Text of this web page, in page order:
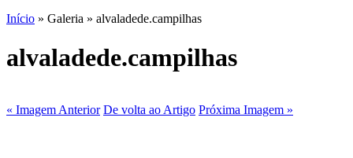
Início » Galeria » alvaladede.campilhas
alvaladede.campilhas
« Imagem Anterior De volta ao Artigo Próxima Imagem »